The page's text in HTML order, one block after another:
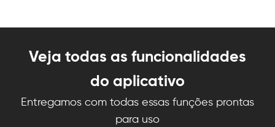
Veja todas as funcionalidades
do aplicativo
Entregamos com todas essas funções prontas
para uso